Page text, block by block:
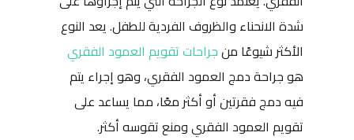
شدة الانحناء والظروف الفردية للطفل. يعد النوع
الأكثر شيوعًا منجراحات تقويم العمود الفقري
هو جراحة دمج العمود الفقري، وهو إجراء يتم
فيه دمج فقرتين أو أكثر معًا، مما يساعد على
تقويم العمود الفقري ومنع تقوسه أكثر.